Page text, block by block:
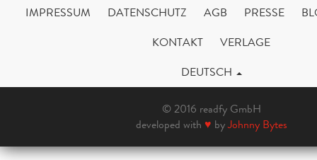
IMPRESSUM DATENSCHUTZ AGB PRESSE
KONTAKT
VERLAGE
DEUTSCH
© 2016 readfy GmbH
developed with ♥ byJohnny Bytes